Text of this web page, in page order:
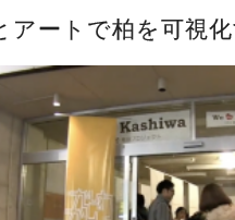
アートで柏を可視